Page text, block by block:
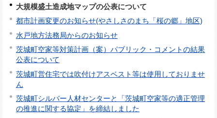
大規模盛土造成地マップの公表について
都市計画変更のお知らせ(やさしさのまち「桜の郷」地区)
水戸地方法務局からのお知らせ
茨城町空家等対策計画（案）パブリック・コメントの結果
公表について
茨城町営住宅では吹付けアスベスト等は使用しておりませ
ん
茨城町シルバー人材センターと「茨城町空家等の適正管理
の推進に関する協定」を締結しました